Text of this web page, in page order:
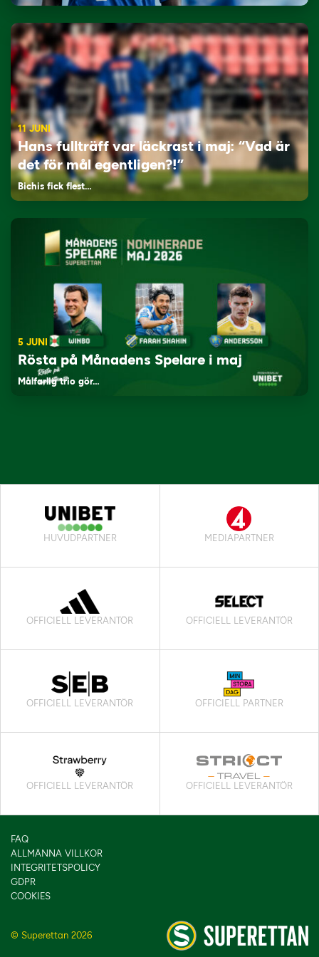
11 JUNI
Hans fullträff var läckrast i maj: “Vad är
det för mål egentligen?!”
Bichis fick flest…
5 JUNI
Rösta på Månadens Spelare i maj
Målfarlig trio gör…
HUVUDPARTNER MEDIAPARTNER
OFFICIELL LEVERANTÖR OFFICIELL LEVERANTÖR
OFFICIELL LEVERANTÖR OFFICIELL PARTNER
OFFICIELL LEVERANTÖR OFFICIELL LEVERANTÖR
© Superettan 2026
FAQ
ALLMÄNNA VILLKOR
INTEGRITETSPOLICY
GDPR
COOKIES